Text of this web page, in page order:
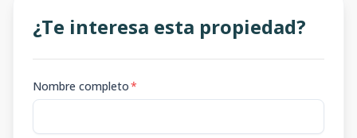
¿Te interesa esta propiedad?
Nombre completo*